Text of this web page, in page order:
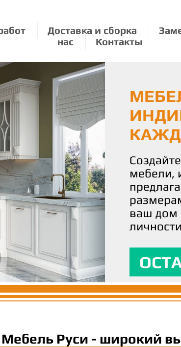
Доставка и сборка
нас
Контакты
мебели,
ваш дом
О
Мы
Наши
уют и
планете.
С нами
Наша
чтобы
вашим
Руси - широкий